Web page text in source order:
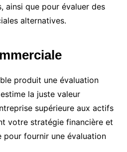
ainsi que pour évaluer des
alternatives.
produit une évaluation
la juste valeur
supérieure aux actifs
votre stratégie financière et
pour fournir une évaluation